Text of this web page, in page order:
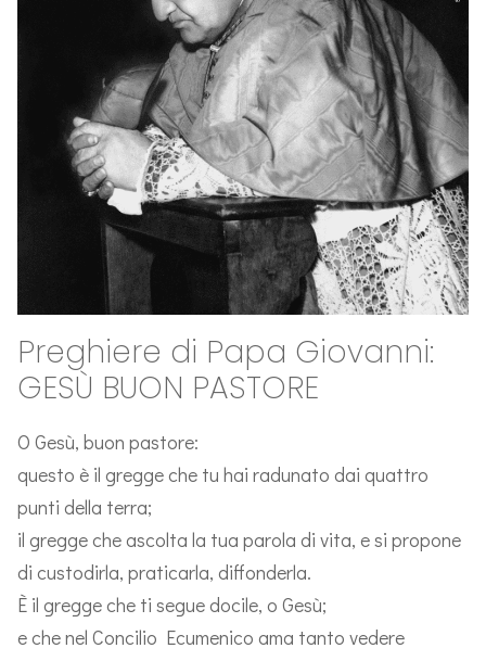
Preghiere di Papa Giovanni:
GESÙ BUON PASTORE
O Gesù, buon pastore:
questo è il gregge che tu hai radunato dai quattro
punti della terra;
il gregge che ascolta la tua parola di vita, e si propone
di custodirla, praticarla, diffonderla.
È il gregge che ti segue docile, o Gesù;
e che nel Concilio Ecumenico ama tanto vedere